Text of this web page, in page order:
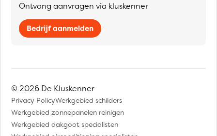
Ontvang aanvragen via kluskenner
Bedrijf aanmelden
© 2026 De Kluskenner
Privacy PolicyWerkgebied schilders
Werkgebied zonnepanelen reinigen
Werkgebied dakgoot specialisten